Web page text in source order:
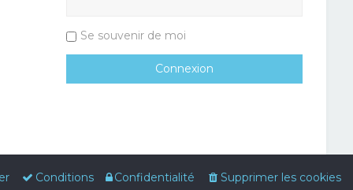
Se souvenir de moi
Supprimer les cookies
Confidentialité
Conditions